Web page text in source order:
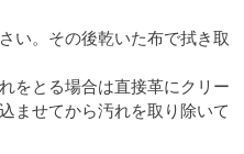
い。その後乾いた布で拭き取
をとる場合は直接革にクリー
ませてから汚れを取り除いて